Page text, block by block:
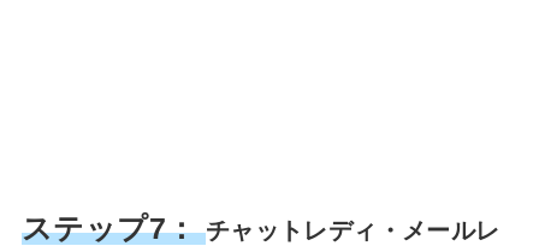
ステップ7： チャットレディ・メールレ